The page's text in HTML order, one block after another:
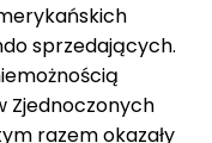
sprzedających.
Zjednoczonych
razem okazały